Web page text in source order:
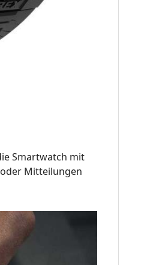
Smartwatch mit
Mitteilungen